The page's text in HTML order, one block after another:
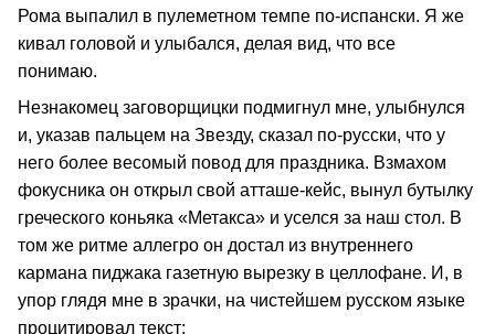
Рома выпалил в пулеметном темпе по-испански. Я же
кивал головой и улыбался, делая вид, что все
понимаю.
Незнакомец заговорщицки подмигнул мне, улыбнулся
и, указав пальцем на Звезду, сказал по-русски, что у
него более весомый повод для праздника. Взмахом
фокусника он открыл свой атташе-кейс, вынул бутылку
греческого коньяка «Метакса» и уселся за наш стол. В
том же ритме аллегро он достал из внутреннего
кармана пиджака газетную вырезку в целлофане. И, в
упор глядя мне в зрачки, на чистейшем русском языке
процитировал текст: